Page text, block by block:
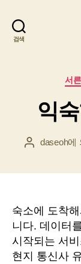
검색
서
익
게
자
daseoh에
숙소에 도착
니다. 데이터
시작되는 서
현지 통신사